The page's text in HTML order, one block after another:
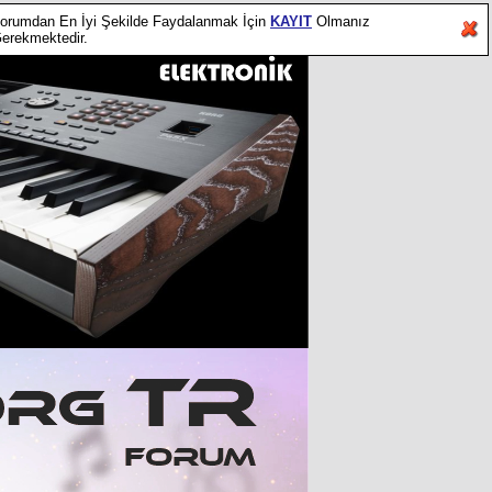
En İyi Şekilde Faydalanmak İçin KAYIT Olmanız